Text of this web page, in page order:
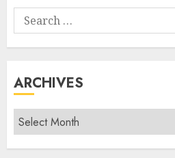
Search
for:
ARCHIVES
Archives